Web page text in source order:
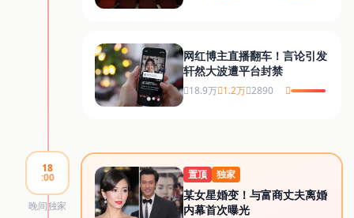
网红博主直播翻车！言论引发
轩然大波遭平台封禁
18.9万 1.2万 2890
18
:00
晚间独家
置顶 独家
某女星婚变！与富商丈夫离婚
内幕首次曝光